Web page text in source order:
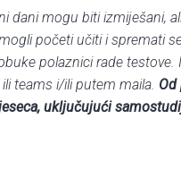
dani mogu biti izmiješani,
početi učiti i spremati
polaznici rade
teams i/ili putem maila.
uključujući